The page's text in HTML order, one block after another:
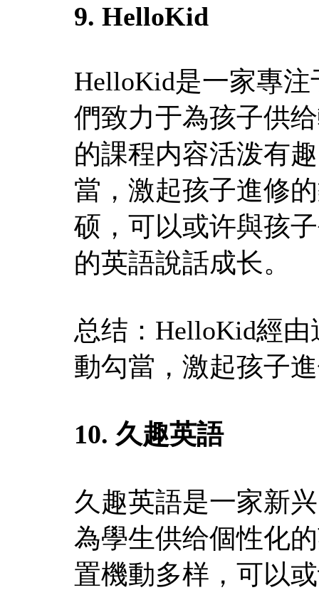
9. HelloKid
HelloKid是一家專
們致力于為孩子供
的課程内容活泼有
當，激起孩子進修
硕，可以或许與孩
的英語說話成长。
总结：HelloKid經
動勾當，激起孩子
10. 久趣英語
久趣英語是一家新
為學生供给個性化
置機動多样，可以